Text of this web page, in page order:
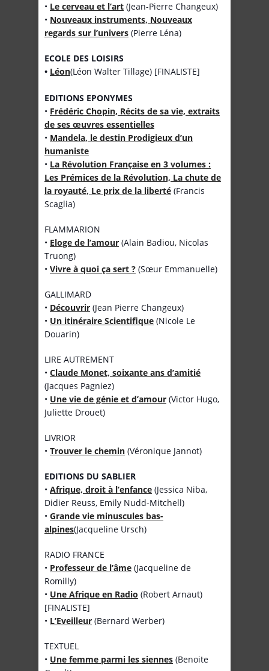
• Le cerveau et l’art (Jean-Pierre Changeux)
• Nouveaux instruments, Nouveaux
regards sur l’univers (Pierre Léna)
ECOLE DES LOISIRS
• Léon(Léon Walter Tillage) [FINALISTE]
EDITIONS EPONYMES
• Frédéric Chopin, Récits de sa vie, extraits
de ses œuvres essentielles
• Mandela, le destin Prodigieux d’un
humaniste
• La Révolution Française en 3 volumes :
Les Prémices de la Révolution, La chute de
la royauté, Le prix de la liberté (Francis
Scaglia)
FLAMMARION
• Eloge de l’amour (Alain Badiou, Nicolas
Truong)
• Vivre à quoi ça sert ? (Sœur Emmanuelle)
GALLIMARD
• Découvrir (Jean Pierre Changeux)
• Un itinéraire Scientifique (Nicole Le
Douarin)
LIRE AUTREMENT
• Claude Monet, soixante ans d’amitié
(Jacques Pagniez)
• Une vie de génie et d’amour (Victor Hugo,
Juliette Drouet)
LIVRIOR
• Trouver le chemin (Véronique Jannot)
EDITIONS DU SABLIER
• Afrique, droit à l’enfance (Jessica Niba,
Didier Reuss, Emily Nudd-Mitchell)
• Grande vie minuscules bas-
alpines(Jacqueline Ursch)
RADIO FRANCE
• Professeur de l’âme (Jacqueline de
Romilly)
• Une Afrique en Radio (Robert Arnaut)
[FINALISTE]
• L’Eveilleur (Bernard Werber)
TEXTUEL
• Une femme parmi les siennes (Benoite